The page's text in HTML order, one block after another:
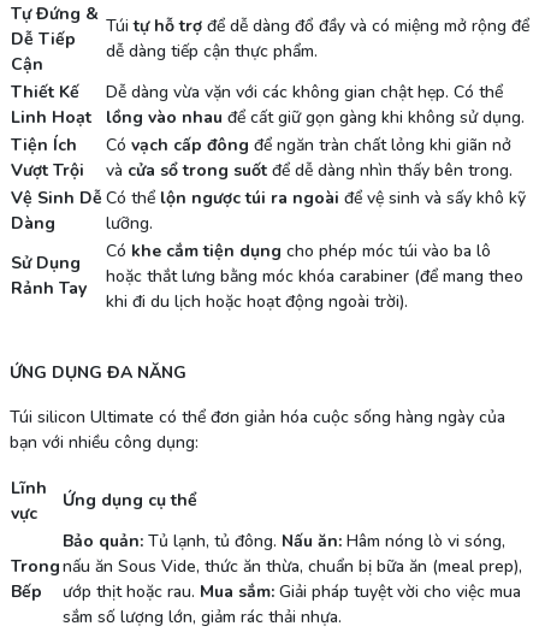
Tự Đứng &
Dễ Tiếp
Cận
Túitự hỗ trợđể dễ dàng đổ đầy và có miệng mở rộng để
dễ dàng tiếp cận thực phẩm.
Thiết Kế
Linh Hoạt
Dễ dàng vừa vặn với các không gian chật hẹp. Có thể
lồng vào nhau để cất giữ gọn gàng khi không sử dụng.
Tiện Ích
Vượt Trội
Có vạch cấp đông để ngăn tràn chất lỏng khi giãn nở
và cửa sổ trong suốtđể dễ dàng nhìn thấy bên trong.
Vệ Sinh Dễ
Dàng
Có thể lộn ngược túi ra ngoài để vệ sinh và sấy khô kỹ
lưỡng.
Sử Dụng
Rảnh Tay
Có khe cắm tiện dụng cho phép móc túi vào ba lô
hoặc thắt lưng bằng móc khóa carabiner (để mang theo
khi đi du lịch hoặc hoạt động ngoài trời).
ỨNG DỤNG ĐA NĂNG
Túi silicon Ultimate có thể đơn giản hóa cuộc sống hàng ngày của
bạn với nhiều công dụng:
Lĩnh
vực
Ứng dụng cụ thể
Trong
Bếp
Bảo quản:Tủ lạnh, tủ đông. Nấu ăn:Hâm nóng lò vi sóng,
nấu ăn Sous Vide, thức ăn thừa, chuẩn bị bữa ăn (meal prep),
ướp thịt hoặc rau. Mua sắm:Giải pháp tuyệt vời cho việc mua
sắm số lượng lớn, giảm rác thải nhựa.